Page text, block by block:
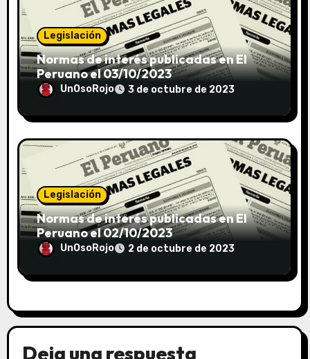
Legislación
Normas de interés publicadas en El
Peruano el 03/10/2023
UnOsoRojo 3 de octubre de 2023
Legislación
Normas de interés publicadas en El
Peruano el 02/10/2023
UnOsoRojo 2 de octubre de 2023
Deja una respuesta